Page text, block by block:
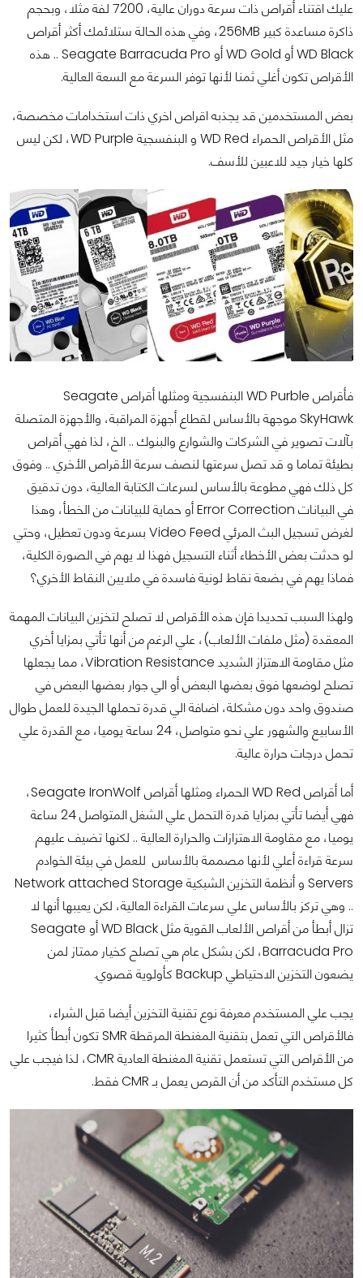
عليك اقتناء أقراص ذات سرعة دوران عالية، 7200 لفة مثلا، وبحجم
ذاكرة مساعدة كبير 256MB، وفي هذه الحالة ستلائمك أكثر أقراص
WD Black أو WD Gold أو Seagate Barracuda Pro .. هذه
الأقراص تكون أغلي ثمنا لأنها توفر السرعة مع السعة العالية.
بعض المستخدمين قد يجذبه اقراص اخري ذات استخدامات مخصصة،
مثل الأقراص الحمراء WD Red و البنفسجية WD Purple، لكن ليس
كلها خيار جيد للاعبين للأسف.
فأقراص WD Purble البنفسجية ومثلها أقراص Seagate
SkyHawk موجهة بالأساس لقطاع أجهزة المراقبة، والأجهزة المتصلة
بآلات تصوير في الشركات والشوارع والبنوك .. الخ، لذا فهي أقراص
بطيئة تماما و قد تصل سرعتها لنصف سرعة الأقراص الأخري .. وفوق
كل ذلك فهي مطوعة بالأساس لسرعات الكتابة العالية، دون تدقيق
في البيانات Error Correction أو حماية للبيانات من الخطأ، وهذا
لغرض تسجيل البث المرئي Video Feed بسرعة ودون تعطيل، وحتي
لو حدثت بعض الأخطاء أثناء التسجيل فهذا لا يهم في الصورة الكلية،
فماذا يهم في بضعة نقاط لونية فاسدة في ملايين النقاط الأخري؟
ولهذا السبب تحديدا فإن هذه الأقراص لا تصلح لتخزين البيانات المهمة
المعقدة (مثل ملفات الألعاب)، علي الرغم من أنها تأتي بمزايا أخري
مثل مقاومة الاهتزاز الشديد Vibration Resistance، مما يجعلها
تصلح لوضعها فوق بعضها البعض أو الي جوار بعضها البعض في
صندوق واحد دون مشكلة، اضافة الي قدرة تحملها الجيدة للعمل طوال
الأسابيع والشهور علي نحو متواصل، 24 ساعة يوميا، مع القدرة علي
تحمل درجات حرارة عالية.
أما أقراص WD Red الحمراء ومثلها أقراص Seagate IronWolf،
فهي أيضا تأتي بمزايا قدرة التحمل علي الشغل المتواصل 24 ساعة
يوميا، مع مقاومة الاهتزازات والحرارة العالية .. لكنها تضيف عليهم
سرعة قراءة أعلي لأنها مصممة بالأساس للعمل في بيئة الخوادم
Servers و أنظمة التخزين الشبكية Network attached Storage
.. وهي تركز بالأساس علي سرعات القراءة العالية، لكن يعيبها أنها لا
تزال أبطأ من أقراص الألعاب القوية مثل WD Black أو Seagate
Barracuda Pro، لكن بشكل عام هي تصلح كخيار ممتاز لمن
يضعون التخزين الاحتياطي Backup كأولوية قصوي.
يجب علي المستخدم معرفة نوع تقنية التخزين أيضا قبل الشراء،
فالأقراص التي تعمل بتقنية المغنطة المرقطة SMR تكون أبطأ كثيرا
من الأقراص التي تستعمل تقنية المغنطة العادية CMR، لذا فيجب علي
كل مستخدم التأكد من أن القرص يعمل بـ CMR فقط.